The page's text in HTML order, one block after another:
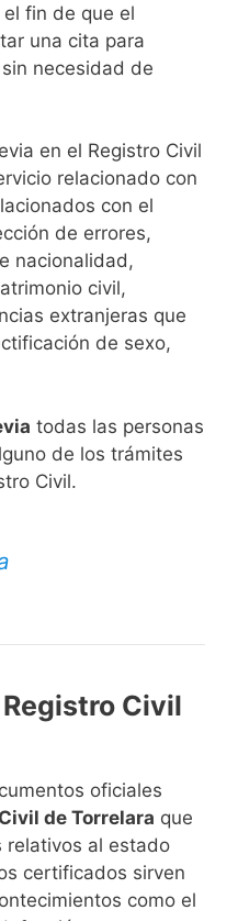
fin de que el
una cita para
necesidad de
en el Registro Civil
relacionado con
con el
de errores,
nacionalidad,
civil,
extranjeras que
de sexo,
todas las personas
de los trámites
Civil.​
Civil
oficiales
de Torrelara que
relativos al estado
certificados sirven
como el